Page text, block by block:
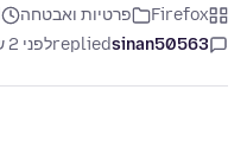
Firefox פרטיות ואבטחה
sinan50563
repliedלפני 2 שנים